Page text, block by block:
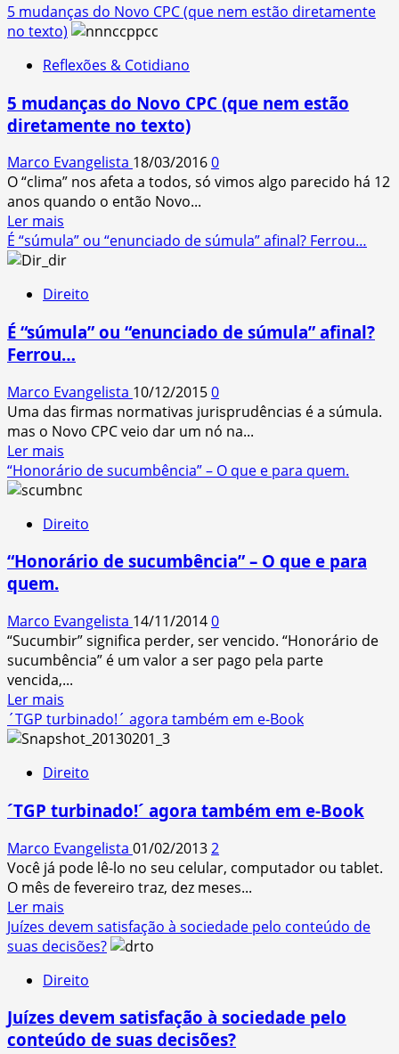
5 mudanças do Novo CPC (que nem estão diretamente
no texto)
Reflexões & Cotidiano
5 mudanças do Novo CPC (que nem estão
diretamente no texto)
Marco Evangelista 18/03/20160
O “clima” nos afeta a todos, só vimos algo parecido há 12
anos quando o então Novo...
Ler mais
more
about
mudanças
Novo
CPC
nem
estão
diretamente
no
texto)
É “súmula” ou “enunciado de súmula” afinal? Ferrou…
Direito
É “súmula” ou “enunciado de súmula” afinal?
Ferrou…
Marco Evangelista 10/12/20150
Uma das firmas normativas jurisprudências é a súmula.
mas o Novo CPC veio dar um nó na...
Ler mais
more
about
“súmula”
“enunciado
afinal?
Ferrou…
“Honorário de sucumbência” – O que e para quem.
Direito
“Honorário de sucumbência” – O que e para
quem.
Marco Evangelista 14/11/20140
“Sucumbir” significa perder, ser vencido. “Honorário de
sucumbência” é um valor a ser pago pela parte
vencida,...
Ler mais
more
about
de
–
que
e
para
quem.
´TGP turbinado!´ agora também em e-Book
Direito
´TGP turbinado!´ agora também em e-Book
Marco Evangelista 01/02/20132
Você já pode lê-lo no seu celular, computador ou tablet.
O mês de fevereiro traz, dez meses...
Ler mais
more
about
turbinado!
agora
também
Juízes devem satisfação à sociedade pelo conteúdo de
suas decisões?
Direito
Juízes devem satisfação à sociedade pelo
conteúdo de suas decisões?